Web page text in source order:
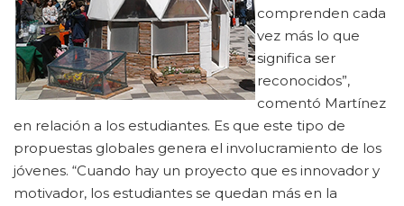
comprenden cada
vez más lo que
significa ser
reconocidos”,
comentó Martínez
en relación a los estudiantes. Es que este tipo de
propuestas globales genera el involucramiento de los
jóvenes. “Cuando hay un proyecto que es innovador y
motivador, los estudiantes se quedan más en la